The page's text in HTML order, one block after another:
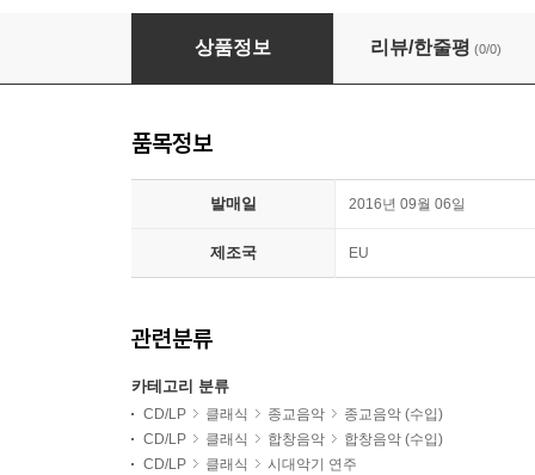
상품정보 리뷰/한줄평 (0/0)
품목정보
발매일 2016년 09월 06일
제조국 EU
관련분류
카테고리 분류
CD/LP 클래식 종교음악
종교음악 (수입)
CD/LP
클래식 합창음악
합창음악 (수입)
CD/LP
클래식 시대악기 연주